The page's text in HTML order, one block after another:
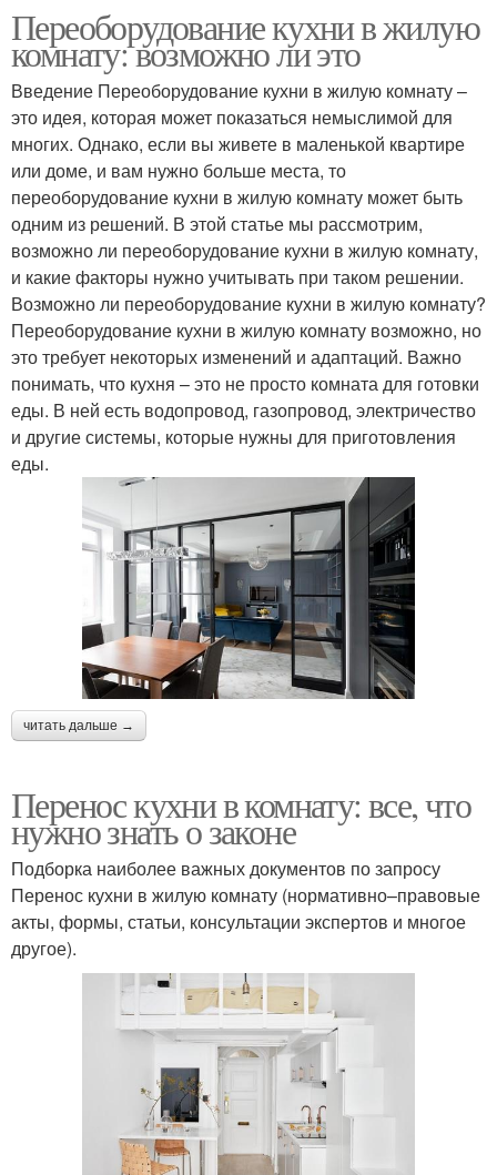
Переоборудование кухни в жилую
комнату: возможно ли это
Введение Переоборудование кухни в жилую комнату –
это идея, которая может показаться немыслимой для
многих. Однако, если вы живете в маленькой квартире
или доме, и вам нужно больше места, то
переоборудование кухни в жилую комнату может быть
одним из решений. В этой статье мы рассмотрим,
возможно ли переоборудование кухни в жилую комнату,
и какие факторы нужно учитывать при таком решении.
Возможно ли переоборудование кухни в жилую комнату?
Переоборудование кухни в жилую комнату возможно, но
это требует некоторых изменений и адаптаций. Важно
понимать, что кухня – это не просто комната для готовки
еды. В ней есть водопровод, газопровод, электричество
и другие системы, которые нужны для приготовления
еды.
читать дальше →
Перенос кухни в комнату: все, что
нужно знать о законе
Подборка наиболее важных документов по запросу
Перенос кухни в жилую комнату (нормативно–правовые
акты, формы, статьи, консультации экспертов и многое
другое).